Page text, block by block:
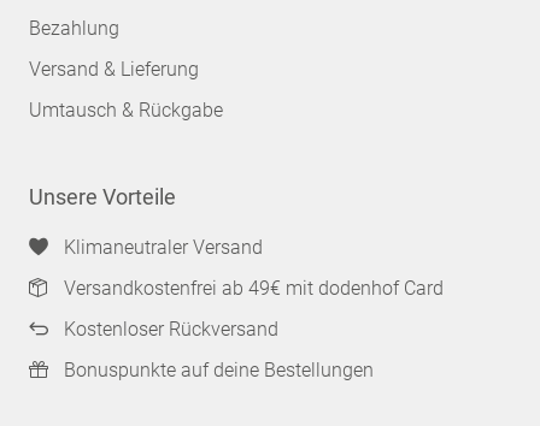
Bezahlung
Versand & Lieferung
Umtausch & Rückgabe
Unsere Vorteile
Klimaneutraler Versand
Versandkostenfrei ab 49€ mit dodenhof Card
Kostenloser Rückversand
Bonuspunkte auf deine Bestellungen